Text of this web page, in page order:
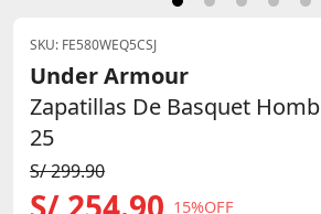
SKU: FE580WEQ5CSJ
Under Armour
Zapatillas De Basquet
25
S/ 299.90
15%OFF